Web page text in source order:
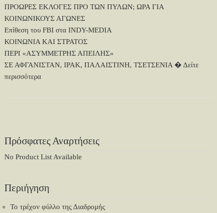
ΠΡΟΩΡΕΣ ΕΚΛΟΓΕΣ ΠΡΟ ΤΩΝ ΠΥΛΩΝ; ΩΡΑ ΓΙΑ
ΚΟΙΝΩΝΙΚΟΥΣ ΑΓΩΝΕΣ
Επίθεση του FBI στα INDY-MEDIA
ΚΟΙΝΩΝΙΑ ΚΑΙ ΣΤΡΑΤΟΣ
ΠΕΡΙ «ΑΣΥΜΜΕΤΡΗΣ ΑΠΕΙΛΗΣ»
ΣΕ ΑΦΓΑΝΙΣΤΑΝ, ΙΡΑΚ, ΠΑΛΑΙΣΤΙΝΗ, ΤΣΕΤΣΕΝΙΑ � Δείτε
περισσότερα
Πρόσφατες Αναρτήσεις
No Product List Available
Περιήγηση
Το τρέχον φύλλο της Διαδρομής